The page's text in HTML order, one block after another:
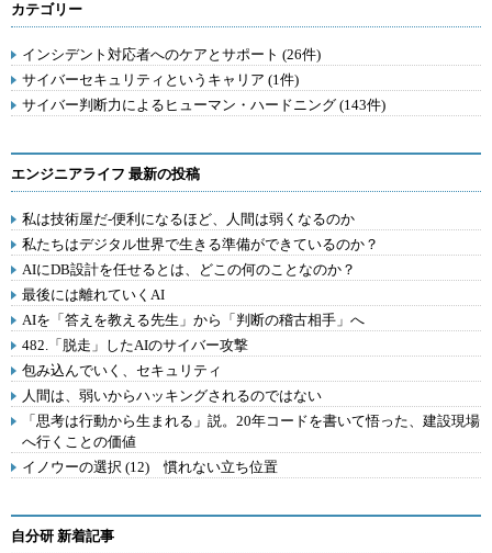
カテゴリー
インシデント対応者へのケアとサポート (26件)
サイバーセキュリティというキャリア (1件)
サイバー判断力によるヒューマン・ハードニング (143件)
エンジニアライフ 最新の投稿
私は技術屋だ-便利になるほど、人間は弱くなるのか
私たちはデジタル世界で生きる準備ができているのか？
AIにDB設計を任せるとは、どこの何のことなのか？
最後には離れていくAI
AIを「答えを教える先生」から「判断の稽古相手」へ
482.「脱走」したAIのサイバー攻撃
包み込んでいく、セキュリティ
人間は、弱いからハッキングされるのではない
「思考は行動から生まれる」説。20年コードを書いて悟った、建設現場
へ行くことの価値
イノウーの選択 (12) 慣れない立ち位置
自分研 新着記事